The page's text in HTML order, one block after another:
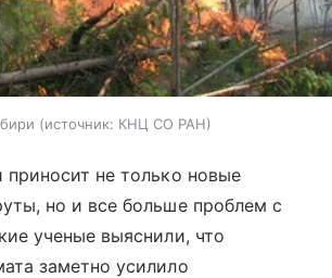
источник: КНЦ СО РАН
приносит не только новые
но и все больше проблем с
ученые выяснили, что
заметно усилило